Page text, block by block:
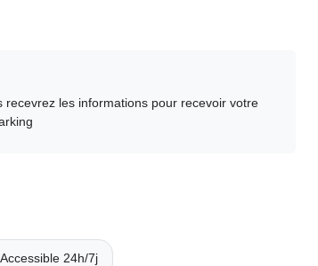
les informations pour recevoir votre
Accessible 24h/7j